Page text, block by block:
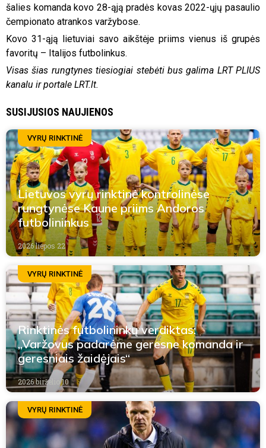
šalies komanda kovo 28-ąją pradės kovas 2022-ųjų pasaulio
čempionato atrankos varžybose.
Kovo 31-ąją lietuviai savo aikštėje priims vienus iš grupės
favoritų – Italijos futbolinkus.
Visas šias rungtynes tiesiogiai stebėti bus galima LRT PLIUS
kanalu ir portale LRT.lt.
SUSIJUSIOS NAUJIENOS
VYRŲ RINKTINĖ
Lietuvos vyrų rinktinė kontrolinėse
rungtynėse Kaune priims Andoros
futbolininkus
2026 liepos 22
VYRŲ RINKTINĖ
Rinktinės futbolininkų verdiktas:
„Varžovus padarėme geresne komanda ir
geresniais žaidėjais“
2026 birželio 10
VYRŲ RINKTINĖ